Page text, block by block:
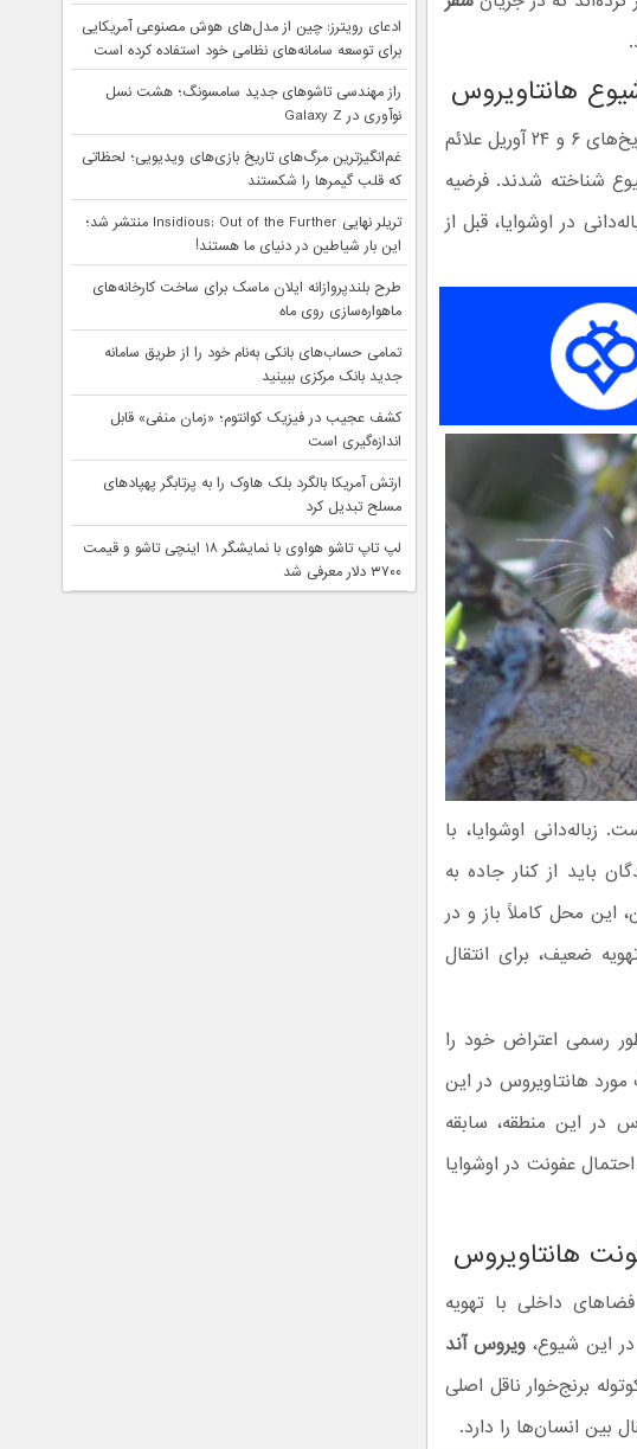
هانتاویروس
این زوج هلندی، مردی ۷۰ ساله و همسر ۶۹ ساله‌اش، به ترتیب در تاریخ‌های ۶ و ۲۴ آوریل علائم
شناخته شدند. فرضیه
در اوشوایا، قبل از
اوشوایا، با
باید از کنار جاده به
این محل کاملاً باز و در
ضعیف، برای انتقال
طور رسمی اعتراض خود را
مورد هانتاویروس در این
در این منطقه، سابقه
عفونت در اوشوایا
هانتاویروس
داخلی با تهویه
این شیوع، ویروس آند
برنج‌خوار ناقل اصلی
بین انسان‌ها را دارد.
ادعای رویترز: چین از مدل‌های هوش مصنوعی آمریکایی
برای توسعه سامانه‌های نظامی خود استفاده کرده است
راز مهندسی تاشوهای جدید سامسونگ؛ هشت نسل
نوآوری در Galaxy Z
غم‌انگیزترین مرگ‌های تاریخ بازی‌های ویدیویی؛ لحظاتی
که قلب گیمرها را شکستند
تریلر نهایی Insidious: Out of the Further منتشر شد؛
این بار شیاطین در دنیای ما هستند!
طرح بلندپروازانه ایلان ماسک برای ساخت کارخانه‌های
ماهواره‌سازی روی ماه
تمامی حساب‌های بانکی به‌نام خود را از طریق سامانه
جدید بانک مرکزی ببینید
کشف عجیب در فیزیک کوانتوم؛ «زمان منفی» قابل
اندازه‌گیری است
ارتش آمریکا بالگرد بلک هاوک را به پرتابگر پهپادهای
مسلح تبدیل کرد
لپ تاپ تاشو هواوی با نمایشگر ۱۸ اینچی تاشو و قیمت
۳۷۰۰ دلار معرفی شد